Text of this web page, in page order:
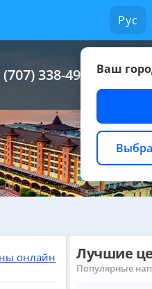
Ваш
(707) 338-49-49
онлайн Лучшие
Популярные